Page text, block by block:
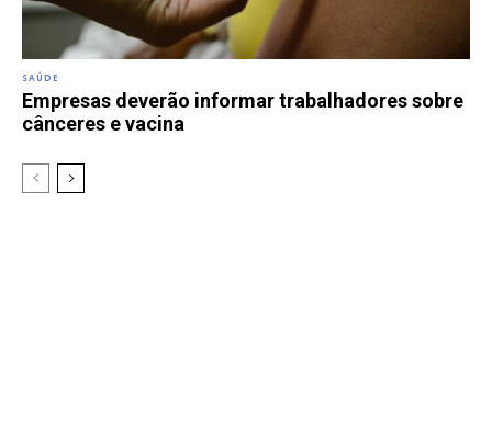
SAÚDE
Empresas deverão informar trabalhadores sobre
cânceres e vacina